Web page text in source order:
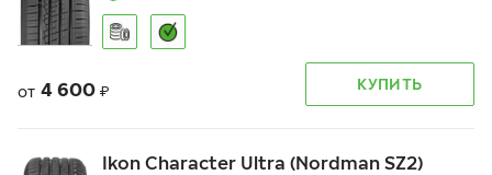
от 4 600 ₽ КУПИТЬ
Ikon Character Ultra (Nordman SZ2)